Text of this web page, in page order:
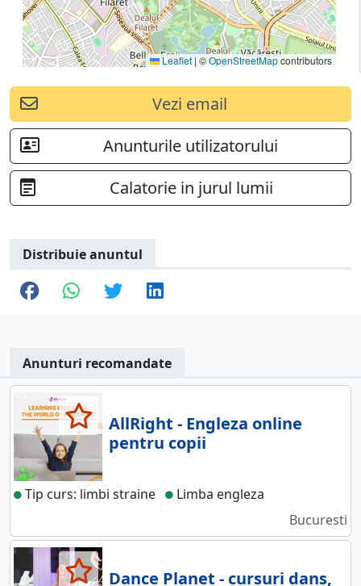
Leaflet | ©OpenStreetMapcontributors
Vezi email
Anunturile utilizatorului
Calatorie in jurul lumii
Distribuie anuntul
Anunturi recomandate
AllRight - Engleza online
pentru copii
Tip curs: limbi straine
Limba engleza
Bucuresti
Dance Planet - cursuri dans,